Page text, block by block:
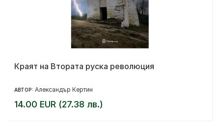
Краят на Втората руска революция
АВТОР: Александър Кертин
14.00 EUR (27.38 лв.)